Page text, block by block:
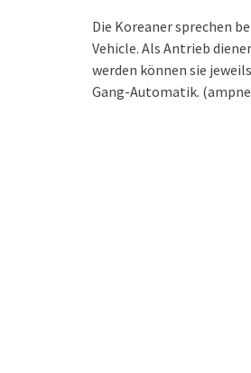
Die Koreaner sprechen
Vehicle. Als Antrieb
werden können sie
Gang-Automatik.